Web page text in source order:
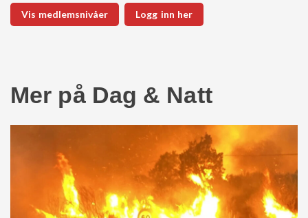
Vis medlemsnivåer Logg inn her
Mer på Dag & Natt